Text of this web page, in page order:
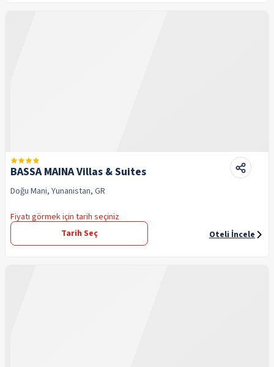
BASSA MAINA Villas & Suites
Doğu Mani, Yunanistan, GR
Fiyatı görmek için tarih seçiniz
Tarih Seç
Oteli İncele